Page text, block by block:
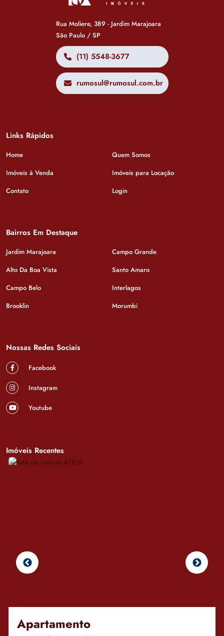
Rua Moliere, 389 - Jardim Marajoara
São Paulo / SP
(11) 5548-3677
rumosul@rumosul.com.br
Links Rápidos
Home
Quem Somos
Imóveis à Venda
Imóveis para Locação
Contato
Login
Bairros Em Destaque
Jardim Marajoara
Campo Grande
Alto Da Boa Vista
Santo Amaro
Campo Belo
Interlagos
Brooklin
Morumbi
Nossas Redes Sociais
Facebook
Instagram
Youtube
Imóveis Recentes
Apartamento